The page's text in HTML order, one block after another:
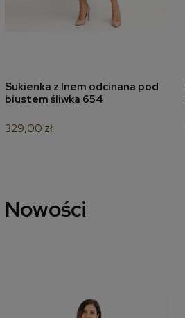
dodaj do koszyka
Sukienka z lnem odcinana pod
biustem śliwka 654
329,00 zł
Nowości